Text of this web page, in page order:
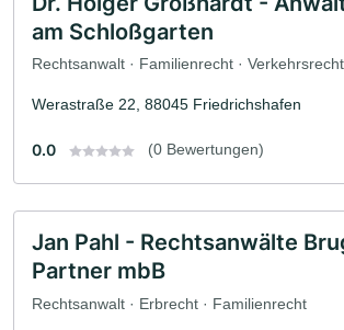
am Schloßgarten
Rechtsanwalt · Familienrecht · Verkehrsrecht
Werastraße 22, 88045 Friedrichshafen
0.0 (0 Bewertungen)
Jan Pahl - Rechtsanwälte
Partner mbB
Rechtsanwalt · Erbrecht · Familienrecht